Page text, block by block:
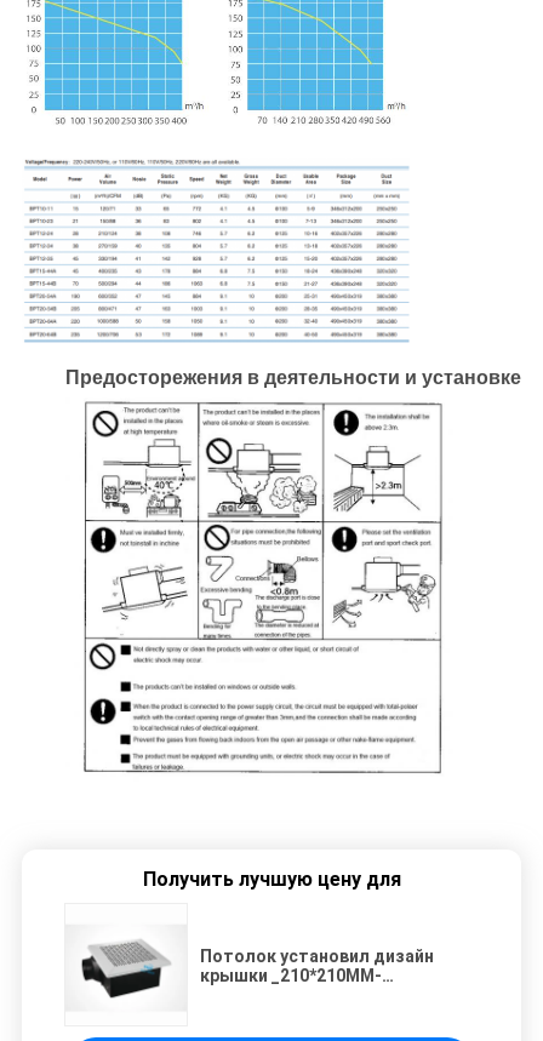
Предосторежения в деятельности и установке
Получить лучшую цену для
Потолок установил дизайн
крышки _210*210MM-